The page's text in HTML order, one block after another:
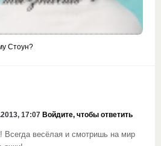
Стоун?
17:07 Войдите, чтобы ответить
Всегда весёлая и смотришь на мир